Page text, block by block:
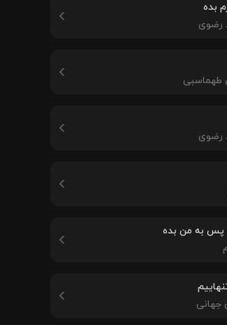
بده
رضوی
طهماسبی
رضوی
پس به من بده
جهانی